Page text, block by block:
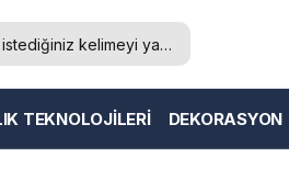
TEKNOLOJILERI DEKORASYON